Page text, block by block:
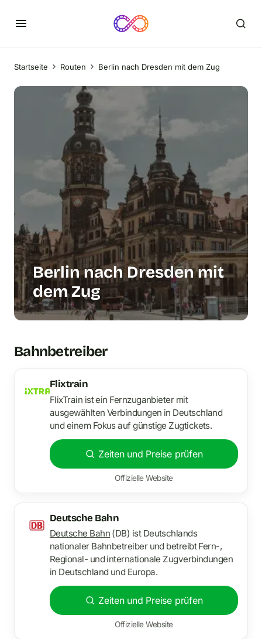
Startseite Routen Berlin nach Dresden mit dem Zug
Berlin nach Dresden mit
dem Zug
Bahnbetreiber
Flixtrain
FlixTrain ist ein Fernzuganbieter mit
ausgewählten Verbindungen in Deutschland
und einem Fokus auf günstige Zugtickets.
Zeiten und Preise prüfen
Offizielle Website
Deutsche Bahn
Deutsche Bahn(DB) ist Deutschlands
nationaler Bahnbetreiber und betreibt Fern-,
Regional- und internationale Zugverbindungen
in Deutschland und Europa.
Zeiten und Preise prüfen
Offizielle Website